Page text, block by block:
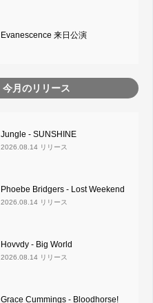
Evanescence 来日公演
今月のリリース
Jungle - SUNSHINE
2026.08.14 リリース
Phoebe Bridgers - Lost Weekend
2026.08.14 リリース
Hovvdy - Big World
2026.08.14 リリース
Grace Cummings - Bloodhorse!